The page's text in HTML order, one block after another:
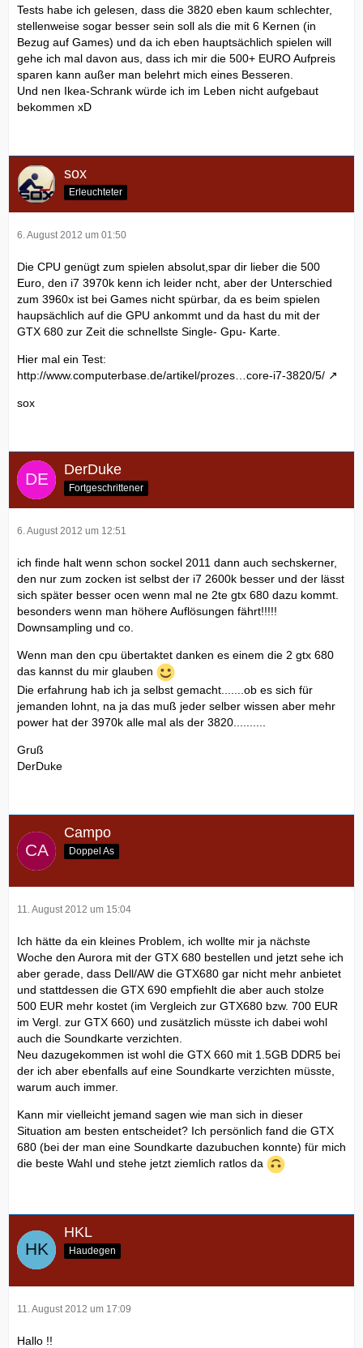
Tests habe ich gelesen, dass die 3820 eben kaum schlechter,
stellenweise sogar besser sein soll als die mit 6 Kernen (in
Bezug auf Games) und da ich eben hauptsächlich spielen will
gehe ich mal davon aus, dass ich mir die 500+ EURO Aufpreis
sparen kann außer man belehrt mich eines Besseren.
Und nen Ikea-Schrank würde ich im Leben nicht aufgebaut
bekommen xD
sox
Erleuchteter
6. August 2012 um 01:50
Die CPU genügt zum spielen absolut,spar dir lieber die 500
Euro, den i7 3970k kenn ich leider ncht, aber der Unterschied
zum 3960x ist bei Games nicht spürbar, da es beim spielen
haupsächlich auf die GPU ankommt und da hast du mit der
GTX 680 zur Zeit die schnellste Single- Gpu- Karte.
Hier mal ein Test:
http://www.computerbase.de/artikel/prozes…core-i7-3820/5/
sox
DerDuke
Fortgeschrittener
6. August 2012 um 12:51
ich finde halt wenn schon sockel 2011 dann auch sechskerner,
den nur zum zocken ist selbst der i7 2600k besser und der lässt
sich später besser ocen wenn mal ne 2te gtx 680 dazu kommt.
besonders wenn man höhere Auflösungen fährt!!!!!
Downsampling und co.
Wenn man den cpu übertaktet danken es einem die 2 gtx 680
das kannst du mir glauben
Die erfahrung hab ich ja selbst gemacht.......ob es sich für
jemanden lohnt, na ja das muß jeder selber wissen aber mehr
power hat der 3970k alle mal als der 3820..........
Gruß
DerDuke
Campo
Doppel As
11. August 2012 um 15:04
Ich hätte da ein kleines Problem, ich wollte mir ja nächste
Woche den Aurora mit der GTX 680 bestellen und jetzt sehe ich
aber gerade, dass Dell/AW die GTX680 gar nicht mehr anbietet
und stattdessen die GTX 690 empfiehlt die aber auch stolze
500 EUR mehr kostet (im Vergleich zur GTX680 bzw. 700 EUR
im Vergl. zur GTX 660) und zusätzlich müsste ich dabei wohl
auch die Soundkarte verzichten.
Neu dazugekommen ist wohl die GTX 660 mit 1.5GB DDR5 bei
der ich aber ebenfalls auf eine Soundkarte verzichten müsste,
warum auch immer.
Kann mir vielleicht jemand sagen wie man sich in dieser
Situation am besten entscheidet? Ich persönlich fand die GTX
680 (bei der man eine Soundkarte dazubuchen konnte) für mich
die beste Wahl und stehe jetzt ziemlich ratlos da
HKL
Haudegen
11. August 2012 um 17:09
Hallo !!